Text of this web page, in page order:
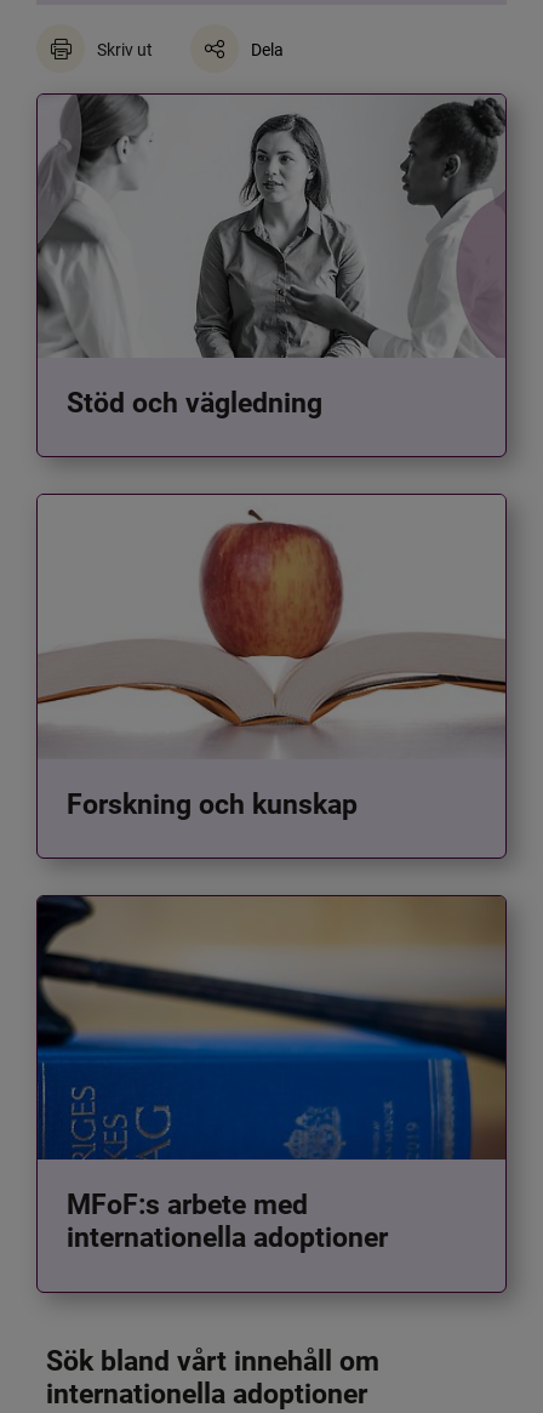
Skriv ut Dela
Stöd och vägledning
Forskning och kunskap
MFoF:s arbete med
internationella adoptioner
Sök bland vårt innehåll om
internationella adoptioner